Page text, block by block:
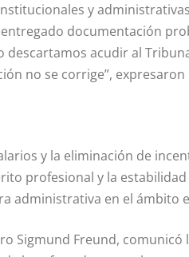
y
documentación
acudir al
no se corrige”, expresaron
y la eliminación de
profesional y la
administrativa en el ámbito
Sigmund Freund,